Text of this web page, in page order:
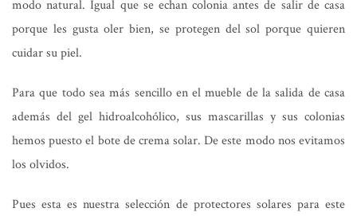
modo natural. Igual que se echan colonia antes de salir de casa
porque les gusta oler bien, se protegen del sol porque quieren
cuidar su piel.
Para que todo sea más sencillo en el mueble de la salida de casa
además del gel hidroalcohólico, sus mascarillas y sus colonias
hemos puesto el bote de crema solar. De este modo nos evitamos
los olvidos.
Pues esta es nuestra selección de protectores solares para este